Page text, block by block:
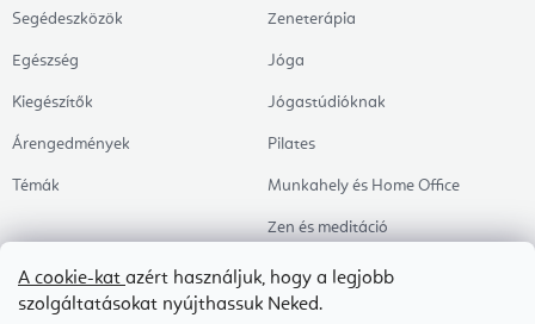
A cookie-kat azért használjuk, hogy a legjobb
szolgáltatásokat nyújthassuk Neked.
Segédeszközök
Egészség
Kiegészítők
Árengedmények
Témák
Zeneterápia
Jóga
Jógastúdióknak
Pilates
Munkahely és Home Office
Zen és meditáció
Aromaterápia
Egészséges alvás